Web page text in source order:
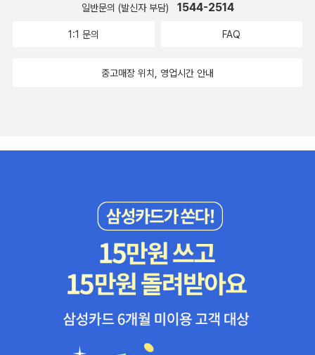
일반문의 (발신자 부담) 1544-2514
1:1 문의 FAQ
중고매장 위치, 영업시간 안내